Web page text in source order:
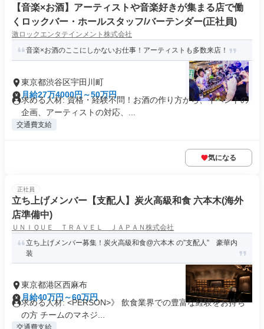
【音楽×お酒】アーティストや音楽好きが集まる店で働
くロックバー・ホールスタッフ/バーテンダー(正社員)
激ロックエンタテインメント株式会社
音楽×お酒のここにしかないお仕事！アーティストも多数来店！
東京都渋谷区宇田川町
月給27万4000円～50万円
求める人材: 資格・経験不問！お酒の作り方から、イベントの
企画、アーティストの対応、...
交通費支給
気になる
正社員
立ち上げメンバー【支配人】炭火高級和食 六本木(海外
店準備中)
ＵＮＩＱＵＥ ＴＲＡＶＥＬ ＪＡＰＡＮ株式会社
立ち上げメンバー募集！炭火高級和食@六本木 の”支配人” 豪華内
装
東京都港区西麻布
月給40万円～60万円
求める人材: <PERSON>》 飲食業界での豊富な経験をお持ち
の方 チームのマネジ...
交通費支給